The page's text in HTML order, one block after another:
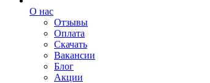
О нас
Отзывы
Оплата
Скачать
Вакансии
Блог
Акции